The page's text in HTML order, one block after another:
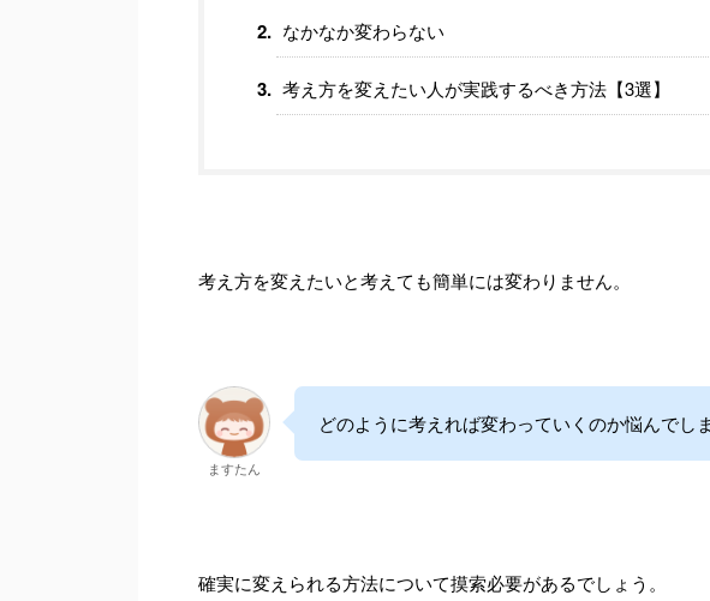
なかなか変わらない
考え方を変えたい人が実践するべき方法【3選】
考え方を変えたいと考えても簡単には変わりません。
ますたん
どのように考えれば変わっていくのか悩んでし
確実に変えられる方法について摸索必要があるでしょう。